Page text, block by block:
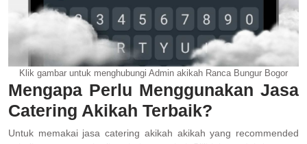
Klik gambar untuk menghubungi Admin akikah Ranca Bungur Bogor
Mengapa Perlu Menggunakan Jasa
Catering Akikah Terbaik?
Untuk memakai jasa catering akikah akikah yang recommended